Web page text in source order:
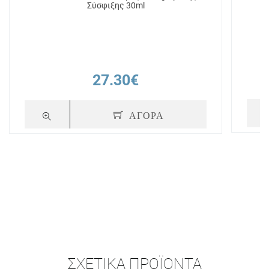
Σύσφιξης 30ml
27.30€
ΑΓΟΡΑ
ΣΧΕΤΙΚΆ ΠΡΟΪΌΝΤΑ